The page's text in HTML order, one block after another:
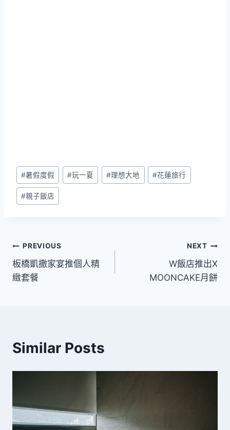
Post
Tags:
#暑假度假 #玩一夏 #理想大地 #花蓮旅行
#親子飯店
文
章
PREVIOUS
板橋凱撒家宴推個人精
緻套餐
NEXT
W飯店推出X
MOONCAKE月餅
Similar Posts